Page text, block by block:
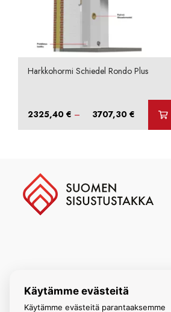
Harkkohormi Schiedel Rondo Plus
2325,40 € – 3707,30 € Hintaluokka:
Käytämme evästeitä
Käytämme evästeitä parantaaksemme